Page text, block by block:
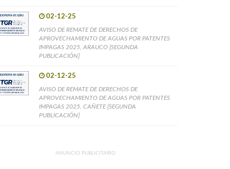
02-12-25
AVISO DE REMATE DE DERECHOS DE
APROVECHAMIENTO DE AGUAS POR PATENTES
IMPAGAS 2025, ARAUCO [SEGUNDA
PUBLICACIÓN]
02-12-25
AVISO DE REMATE DE DERECHOS DE
APROVECHAMIENTO DE AGUAS POR PATENTES
IMPAGAS 2025, CAÑETE [SEGUNDA
PUBLICACIÓN]
ANUNCIO PUBLICITARIO